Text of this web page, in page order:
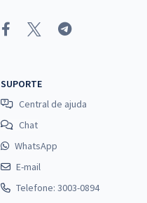
SUPORTE
Central de ajuda
Chat
WhatsApp
E-mail
Telefone: 3003-0894